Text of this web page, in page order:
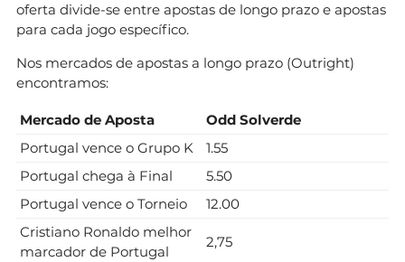
oferta divide-se entre apostas de longo prazo e apostas
para cada jogo específico.
Nos mercados de apostas a longo prazo (Outright)
encontramos:
Mercado de Aposta
Odd Solverde
Portugal vence o Grupo K
1.55
Portugal chega à Final
5.50
Portugal vence o Torneio
12.00
Cristiano Ronaldo melhor
marcador de Portugal
2,75